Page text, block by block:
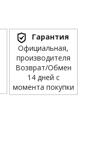
Гарантия
Официальная,
производителя
Возврат/Обмен
14 дней с
момента покупки